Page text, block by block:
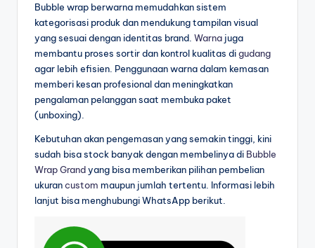
Bubble wrap berwarna memudahkan sistem
kategorisasi produk dan mendukung tampilan visual
yang sesuai dengan identitas brand. Warna juga
membantu proses sortir dan kontrol kualitas digudang
agar lebih efisien. Penggunaan warna dalam kemasan
memberi kesan profesional dan meningkatkan
pengalaman pelanggan saat membuka paket
(unboxing).
Kebutuhan akan pengemasan yang semakin tinggi, kini
sudah bisa stock banyak dengan membelinya di Bubble
Wrap Grandyang bisa memberikan pilihan pembelian
ukurancustom maupun jumlah tertentu. Informasi lebih
lanjut bisa menghubungi WhatsApp berikut.